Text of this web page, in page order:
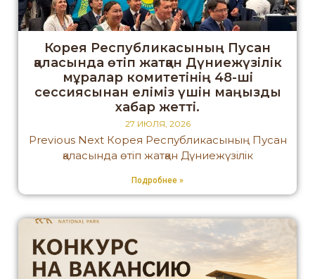
Корея Республикасының Пусан
қаласында өтіп жатқан Дүниежүзілік
мұралар комитетінің 48-ші
сессиясынан еліміз үшін маңызды
хабар жетті.
27 ИЮЛЯ, 2026
Previous Next Корея Республикасының Пусан
қаласында өтіп жатқан Дүниежүзілік
Подробнее »